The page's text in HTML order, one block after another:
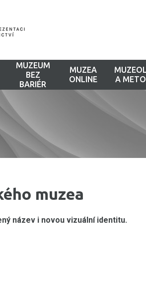
MUZEUM
BEZ
BARIÉR
MUZEA
ONLINE
A
muzea
název i novou vizuální identitu.